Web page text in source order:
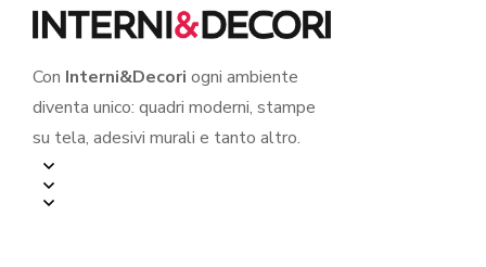
Con Interni&Decori ogni ambiente
diventa unico: quadri moderni, stampe
su tela, adesivi murali e tanto altro.